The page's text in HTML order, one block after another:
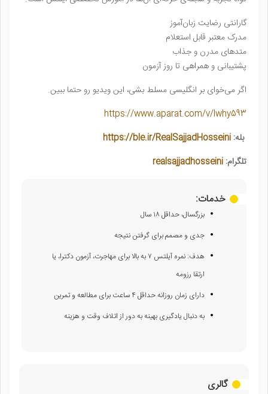
گارانتی رضایت زبان‌آموز
مدرک معتبر قابل استعلام
متدهای مدرن و جذاب
پشتیبانی و همراهی تا روز آزمون
اگر می‌خوای بر انگلیسی مسلط بشی، این ویدیو رو حتما ببین.
https://www.aparat.com/v/lwhy593
بله: https://ble.ir/RealSajjadHosseini
تلگرام: realsajjadhosseini
خدمات:
بزرگسال، حداقل ۱۸ سال
جدی و مصمم برای گرفتن نتیجه
هدف: نمره آیلتس ۷ به بالا برای مهاجرت، آزمون دکترا، یا
ارتقا رزومه
دارای زمان روزانه حداقل ۴ ساعت برای مطالعه و تمرین
به دنبال یادگیری بهینه به دور از اتلاف وقت و هزینه
گالری